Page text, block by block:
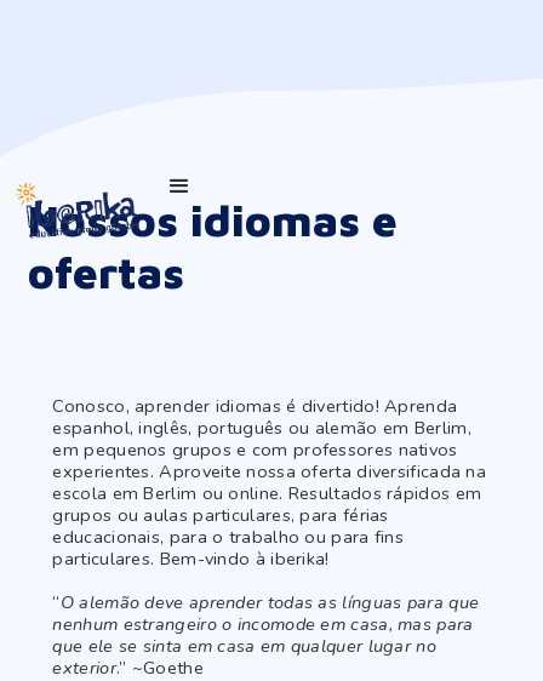
Nossos idiomas e
ofertas
Conosco, aprender idiomas é divertido! Aprenda
espanhol, inglês, português ou alemão em Berlim,
em pequenos grupos e com professores nativos
experientes. Aproveite nossa oferta diversificada na
escola em Berlim ou online. Resultados rápidos em
grupos ou aulas particulares, para férias
educacionais, para o trabalho ou para fins
particulares. Bem-vindo à iberika!
“O alemão deve aprender todas as línguas para que
nenhum estrangeiro o incomode em casa, mas para
que ele se sinta em casa em qualquer lugar no
exterior.” ~Goethe